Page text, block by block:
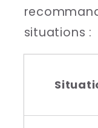
situations :